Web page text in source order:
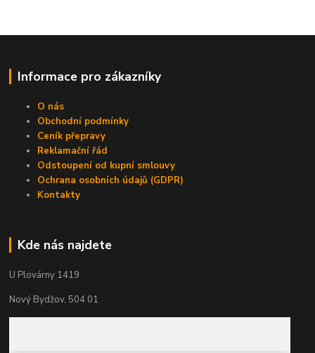
Informace pro zákazníky
O nás
Obchodní podmínky
Ceník přepravy
Reklamační řád
Odstoupení od kupní smlouvy
Ochrana osobních údajů (GDPR)
Kontakty
Kde nás najdete
U Plovárny 1419
Nový Bydžov, 504 01